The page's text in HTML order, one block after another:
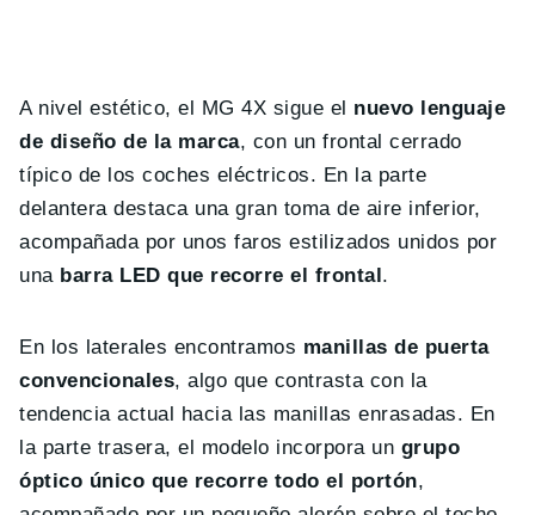
A nivel estético, el MG 4X sigue el nuevo lenguaje
de diseño de la marca, con un frontal cerrado
típico de los coches eléctricos. En la parte
delantera destaca una gran toma de aire inferior,
acompañada por unos faros estilizados unidos por
una barra LED que recorre el frontal.
En los laterales encontramos manillas de puerta
convencionales, algo que contrasta con la
tendencia actual hacia las manillas enrasadas. En
la parte trasera, el modelo incorpora un grupo
óptico único que recorre todo el portón,